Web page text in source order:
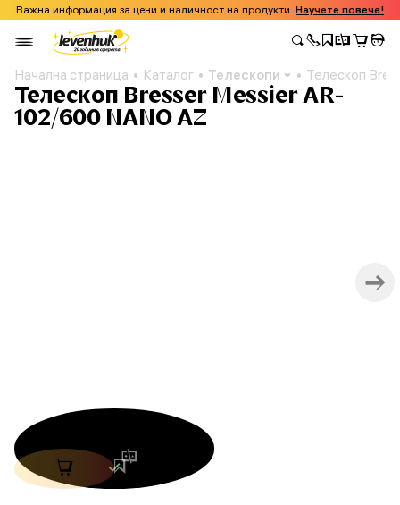
Важна информация за цени и наличност на продукти. Научете повече!
Начална страница Каталог Телескопи Телескоп
Телескоп Bresser Messier AR-
102/600 NANO AZ